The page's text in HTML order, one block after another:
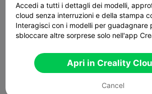
Accedi a tutti i dettagli dei modelli,
cloud senza interruzioni e della stampa
Interagisci con i modelli per guadagnare
sbloccare altre sorprese solo nell'app
Apri in Creality
Cancel